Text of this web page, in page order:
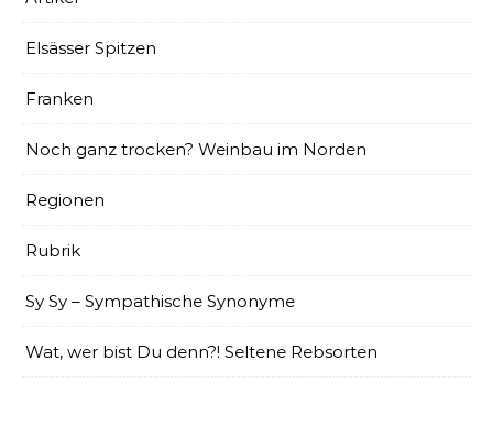
Elsässer Spitzen
Franken
Noch ganz trocken? Weinbau im Norden
Regionen
Rubrik
Sy Sy – Sympathische Synonyme
Wat, wer bist Du denn?! Seltene Rebsorten